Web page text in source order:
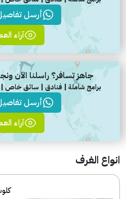
أرسل
آراء
جاهز تسافر؟ راسلنا الآن
برامج شاملة | فنادق | سائق خاص | دعم 24/7
أرسل
آراء
انواع الغرف